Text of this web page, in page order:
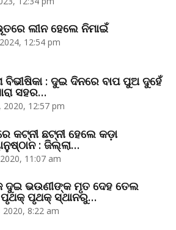
ଲୀନ ହେଲେ ନିମାଇଁ
12:54 pm
ବିଭୀଷିକା : ଦୁଇ ଦିନରେ ବାପ ପୁଅ ଦୁହେଁ
ସହର…
2020, 12:57 pm
କଟ୍‌ନୀ ଛଟ୍‌ନୀ ହେଲେ କଡ଼ା
: ଜିଲ୍ଲା…
11:07 am
ଦୁଇ ଭଉଣୀଙ୍କ ମୃତ ଦେହ ତେଲ
ପୃଥକ୍‌ ପୃଥକ୍‌ ସ୍ଥାନରୁ…
2020, 8:22 am